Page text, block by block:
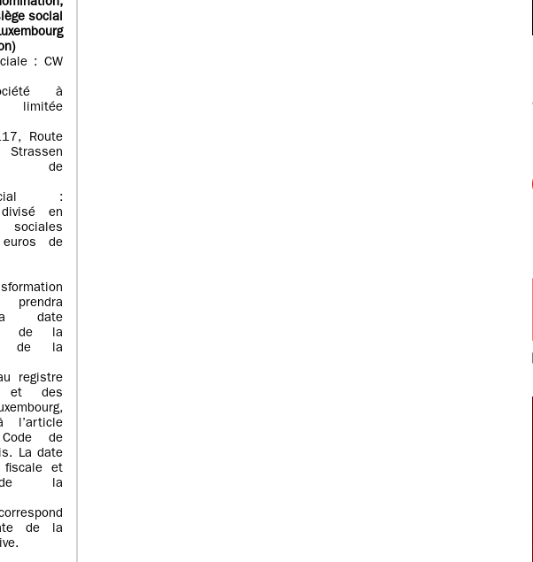
,
social
)
: CW
à
limitée
Route
Strassen
de
:
en
euros de
prendra
date
de la
de la
registre
et des
l’article
de
La date
fiscale et
de la
de la